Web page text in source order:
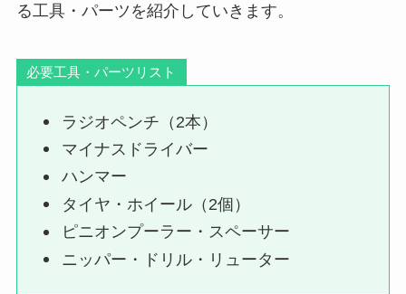
る工具・パーツを紹介していきます。
必要工具・パーツリスト
ラジオペンチ（2本）
マイナスドライバー
ハンマー
タイヤ・ホイール（2個）
ピニオンプーラー・スペーサー
ニッパー・ドリル・リューター